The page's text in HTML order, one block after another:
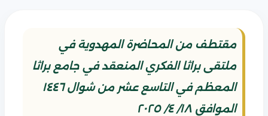
مقتطف من المحاضرة المهدوية في
ملتقى براثا الفكري المنعقد في جامع براثا
المعظم في التاسع عشر من شوال ١٤٤٦
الموافق ١٨/ ٤/ ٢٠٢٥